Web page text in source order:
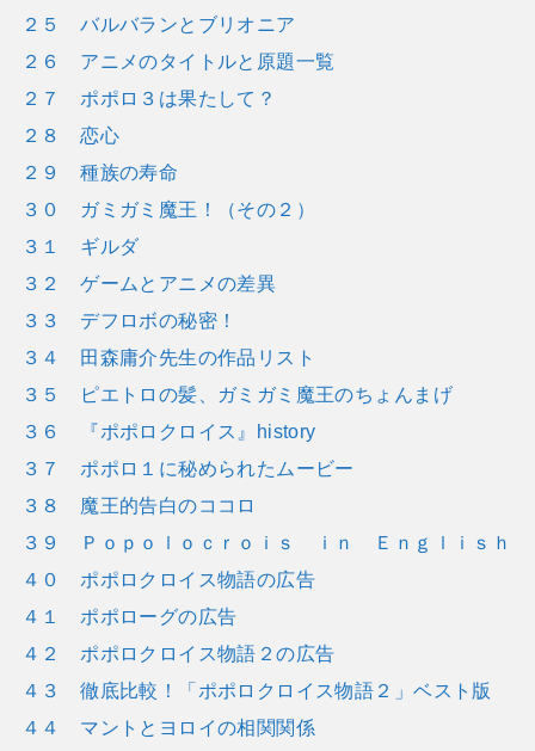
２５ バルバランとブリオニア
２６ アニメのタイトルと原題一覧
２７ ポポロ３は果たして？
２８ 恋心
２９ 種族の寿命
３０ ガミガミ魔王！（その２）
３１ ギルダ
３２ ゲームとアニメの差異
３３ デフロボの秘密！
３４ 田森庸介先生の作品リスト
３５ ピエトロの髪、ガミガミ魔王のちょんまげ
３６ 『ポポロクロイス』history
３７ ポポロ１に秘められたムービー
３８ 魔王的告白のココロ
３９ Ｐｏｐｏｌｏｃｒｏｉｓ ｉｎ Ｅｎｇｌｉｓｈ
４０ ポポロクロイス物語の広告
４１ ポポローグの広告
４２ ポポロクロイス物語２の広告
４３ 徹底比較！「ポポロクロイス物語２」ベスト版
４４ マントとヨロイの相関関係